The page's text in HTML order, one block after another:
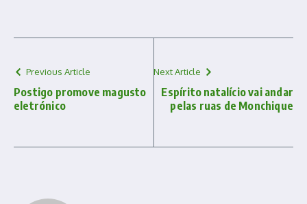
Previous Article
Postigo promove magusto
eletrónico
Next Article
Espírito natalício vai andar
pelas ruas de Monchique